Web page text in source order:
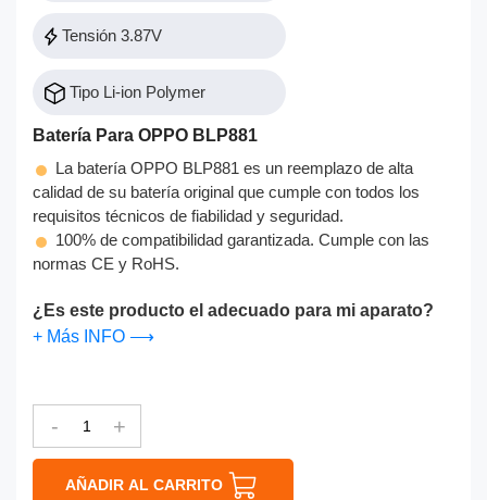
Tensión 3.87V
Tipo Li-ion Polymer
Batería Para OPPO BLP881
La batería OPPO BLP881 es un reemplazo de alta
calidad de su batería original que cumple con todos los
requisitos técnicos de fiabilidad y seguridad.
100% de compatibilidad garantizada. Cumple con las
normas CE y RoHS.
¿Es este producto el adecuado para mi aparato?
+ Más INFO ⟶
- +
AÑADIR AL CARRITO